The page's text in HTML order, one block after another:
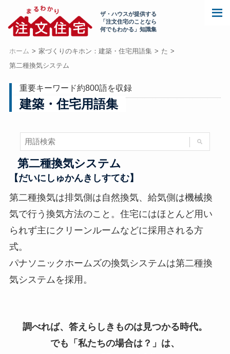
ザ・ハウスが提供する
「注文住宅のことなら
何でもわかる」知識集
ホーム 家づくりのキホン：建築・住宅用語集
た
第二種換気システム
重要キーワード約800語を収録
建築・住宅用語集
第二種換気システム
【だいにしゅかんきしすてむ】
第二種換気は排気側は自然換気、給気側は機械換
気で行う換気方法のこと。住宅にはほとんど用い
られず主にクリーンルームなどに採用される方
式。
パナソニックホームズの換気システムは第二種換
気システムを採用。
調べれば、答えらしきものは見つかる時代。
でも「私たちの場合は？」は、